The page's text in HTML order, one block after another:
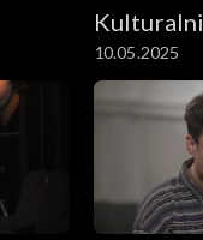
Kulturalni
10.05.2025